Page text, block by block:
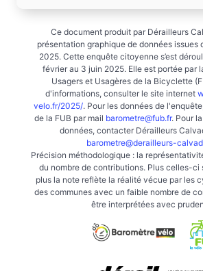
Ce document produit par Dérailleurs
présentation graphique de données issues
2025. Cette enquête citoyenne s’est
février au 3 juin 2025. Elle est portée par
Usagers et Usagères de la Bicyclette
d'informations, consulter le site internet
velo.fr/2025/. Pour les données de
de la FUB par mail barometre@fub.fr. Pour
données, contacter Dérailleurs
barometre@derailleurs-
Précision méthodologique : la
du nombre de contributions. Plus celles-ci
plus la note reflète la réalité vécue par les
des communes avec un faible nombre de
être interprétées avec